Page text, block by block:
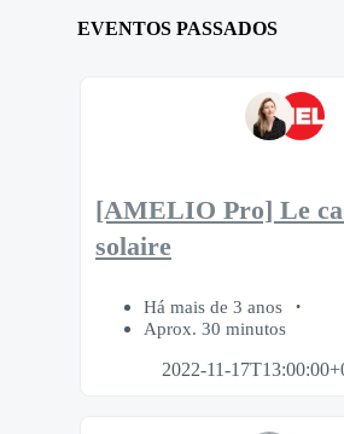
EVENTOS PASSADOS
[AMELIO Pro] Le
solaire
Há mais de 3 anos
Aprox. 30 minutos
2022-11-